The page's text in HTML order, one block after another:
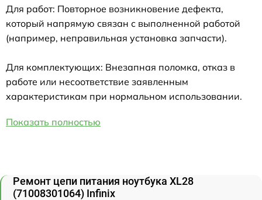
Для работ: Повторное возникновение дефекта,
который напрямую связан с выполненной работой
(например, неправильная установка запчасти).
Для комплектующих: Внезапная поломка, отказ в
работе или несоответствие заявленным
характеристикам при нормальном использовании.
Показать полностью
Ремонт цепи питания ноутбука XL28
(71008301064) Infinix